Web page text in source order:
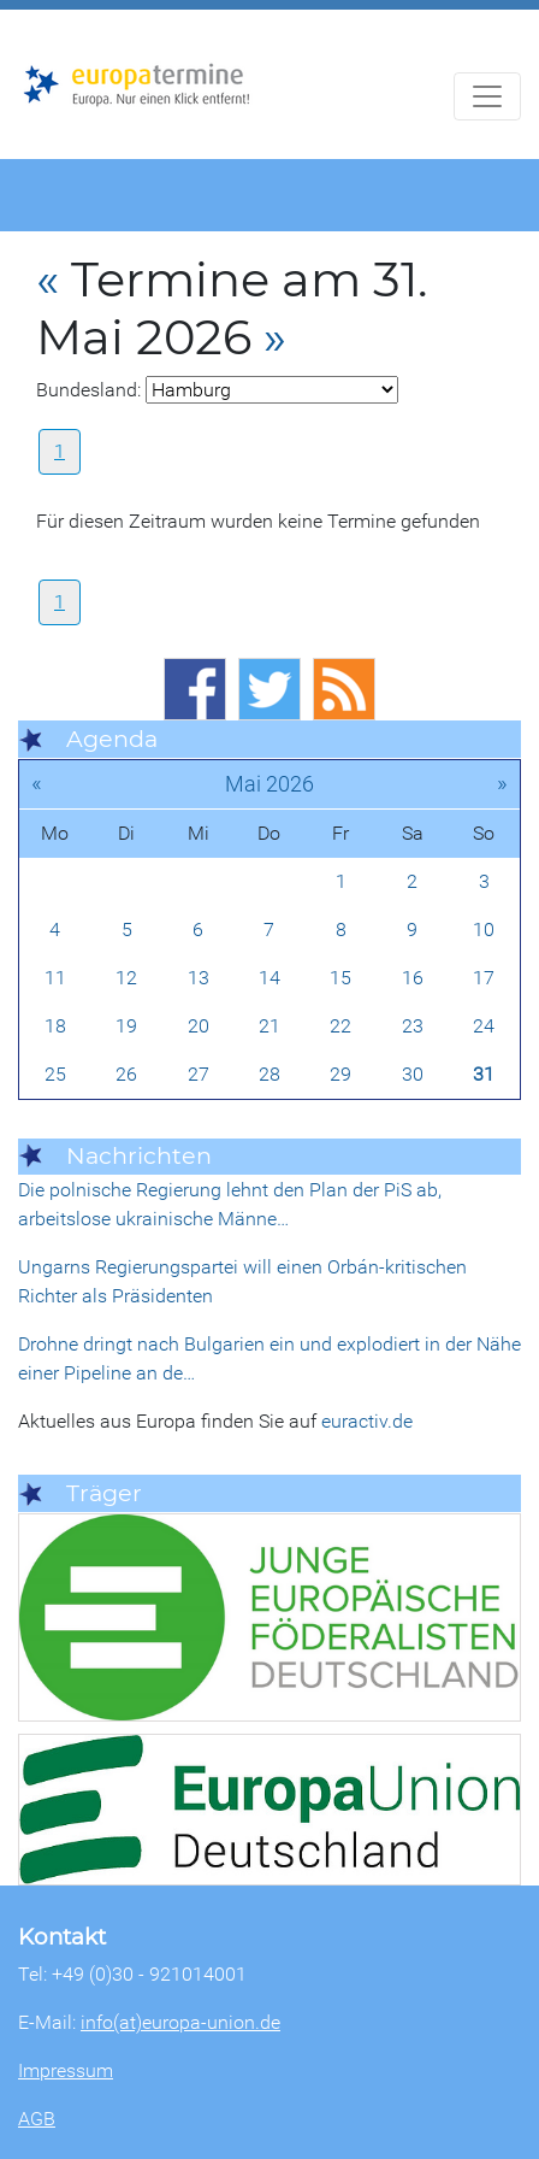
« Termine am 31.
Mai 2026 »
Bundesland:
1
Für diesen Zeitraum wurden keine Termine gefunden
1
Agenda
« Mai 2026 »
Mo Di Mi Do Fr Sa So
1 2 3
4 5 6 7 8 9 10
11 12 13 14 15 16 17
18 19 20 21 22 23 24
25 26 27 28 29 30 31
Nachrichten
Die polnische Regierung lehnt den Plan der PiS ab,
arbeitslose ukrainische Männe…
Ungarns Regierungspartei will einen Orbán-kritischen
Richter als Präsidenten
Drohne dringt nach Bulgarien ein und explodiert in der Nähe
einer Pipeline an de…
Aktuelles aus Europa finden Sie aufeuractiv.de
Träger
Kontakt
Tel: +49 (0)30 - 921014001
E-Mail: info(at)europa-union.de
Impressum
AGB